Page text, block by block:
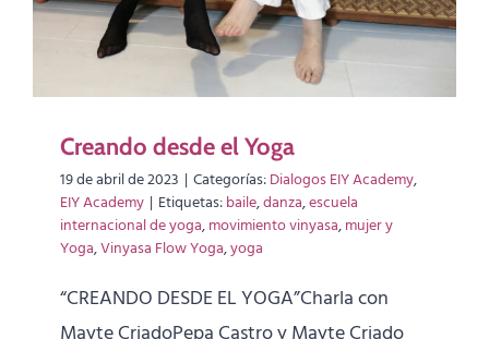
Creando desde el Yoga
19 de abril de 2023 | Categorías:Dialogos EIY Academy,
EIY Academy | Etiquetas:baile,danza,escuela
internacional de yoga,movimiento vinyasa,mujer y
Yoga,Vinyasa Flow Yoga,yoga
“CREANDO DESDE EL YOGA”Charla con